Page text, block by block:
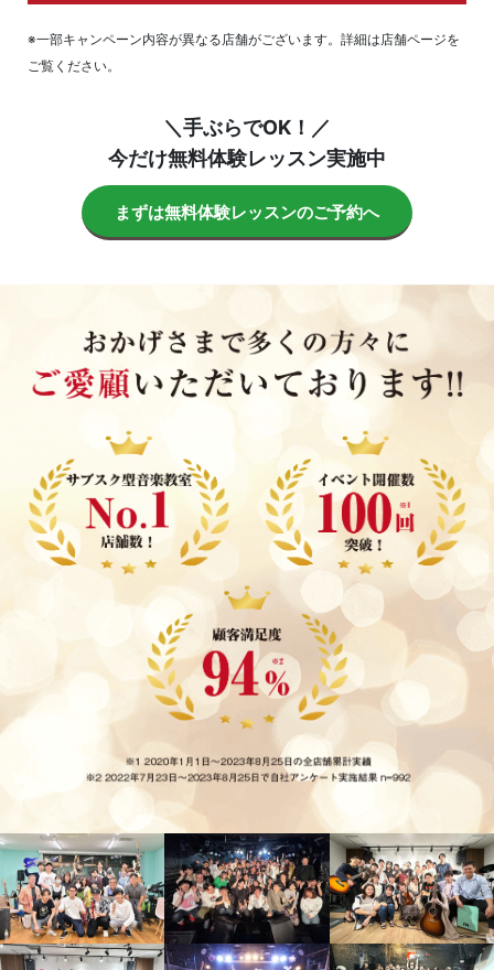
※一部キャンペーン内容が異なる店舗がございます。詳細は店舗ページを
ご覧ください。
＼手ぶらでOK！／
今だけ無料体験レッスン実施中
まずは無料体験レッスンのご予約へ